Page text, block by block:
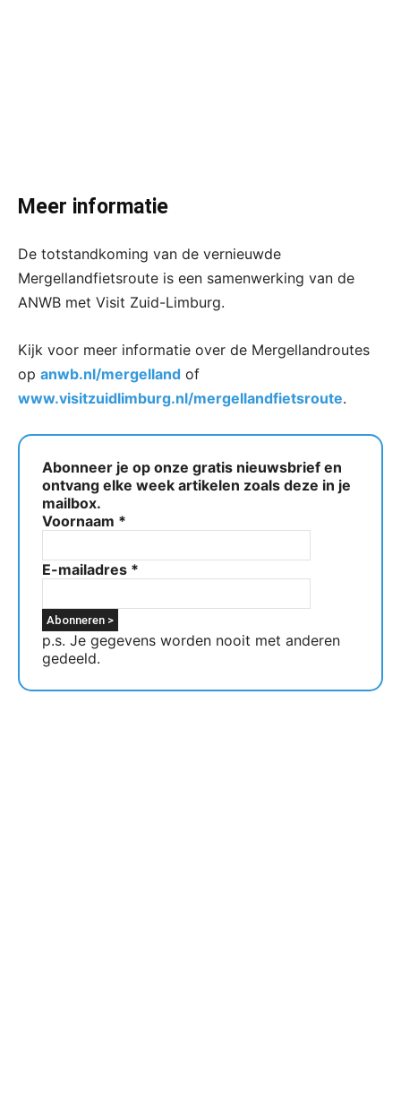
Meer informatie
De totstandkoming van de vernieuwde
Mergellandfietsroute is een samenwerking van de
ANWB met Visit Zuid-Limburg.
Kijk voor meer informatie over de Mergellandroutes
op anwb.nl/mergelland of
www.visitzuidlimburg.nl/mergellandfietsroute.
Abonneer je op onze gratis nieuwsbrief en
ontvang elke week artikelen zoals deze in je
mailbox.
Voornaam *
E-mailadres *
p.s. Je gegevens worden nooit met anderen
gedeeld.